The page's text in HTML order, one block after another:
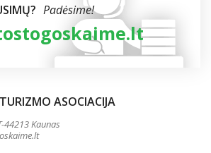
Padėsime!
ASOCIACIJA
44213 Kaunas